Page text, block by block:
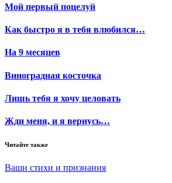
Мой первый поцелуй
Как быстро я в тебя влюбился…
На 9 месяцев
Виноградная косточка
Лишь тебя я хочу целовать
Жди меня, и я вернусь…
Читайте также
Ваши стихи и признания